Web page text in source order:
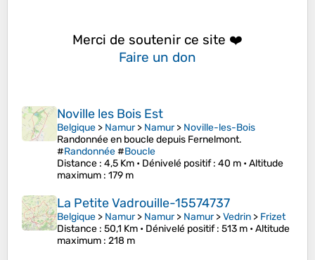
Merci de soutenir ce site ❤️
Faire un don
Noville les Bois Est
Belgique > Namur> Namur> Noville-les-Bois
Randonnée en boucle depuis Fernelmont.
#Randonnée#Boucle
Distance : 4,5 Km • Dénivelé positif: 40 m •Altitude
maximum : 179 m
La Petite Vadrouille-15574737
Belgique > Namur> Namur> Namur>Vedrin > Frizet
Distance : 50,1 Km • Dénivelé positif: 513 m •Altitude
maximum : 218 m